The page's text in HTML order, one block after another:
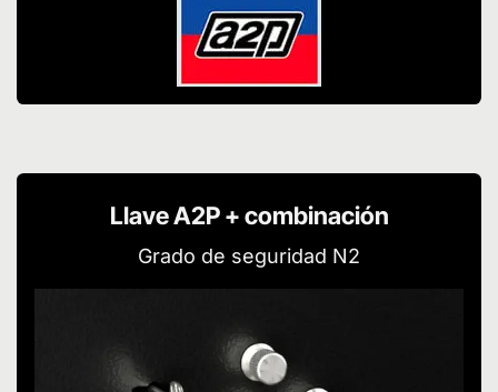
Llave A2P + combinación
Grado de seguridad N2